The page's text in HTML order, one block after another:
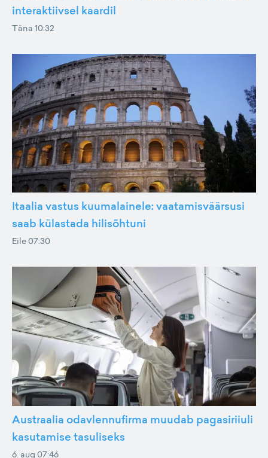
interaktiivsel kaardil
Täna 10:32
Itaalia vastus kuumalainele: vaatamisväärsusi
saab külastada hilisõhtuni
Eile 07:30
Austraalia odavlennufirma muudab pagasiriiuli
kasutamise tasuliseks
6. aug 07:46